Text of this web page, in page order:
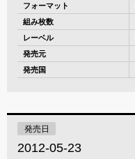
フォーマット
組み枚数
レーベル
発売元
発売国
発売日
2012-05-23